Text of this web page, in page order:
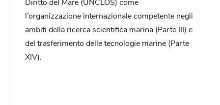
l’organizzazione internazionale competente negli
ambiti della ricerca scientifica marina (Parte III) e
del trasferimento delle tecnologie marine (Parte
XIV).